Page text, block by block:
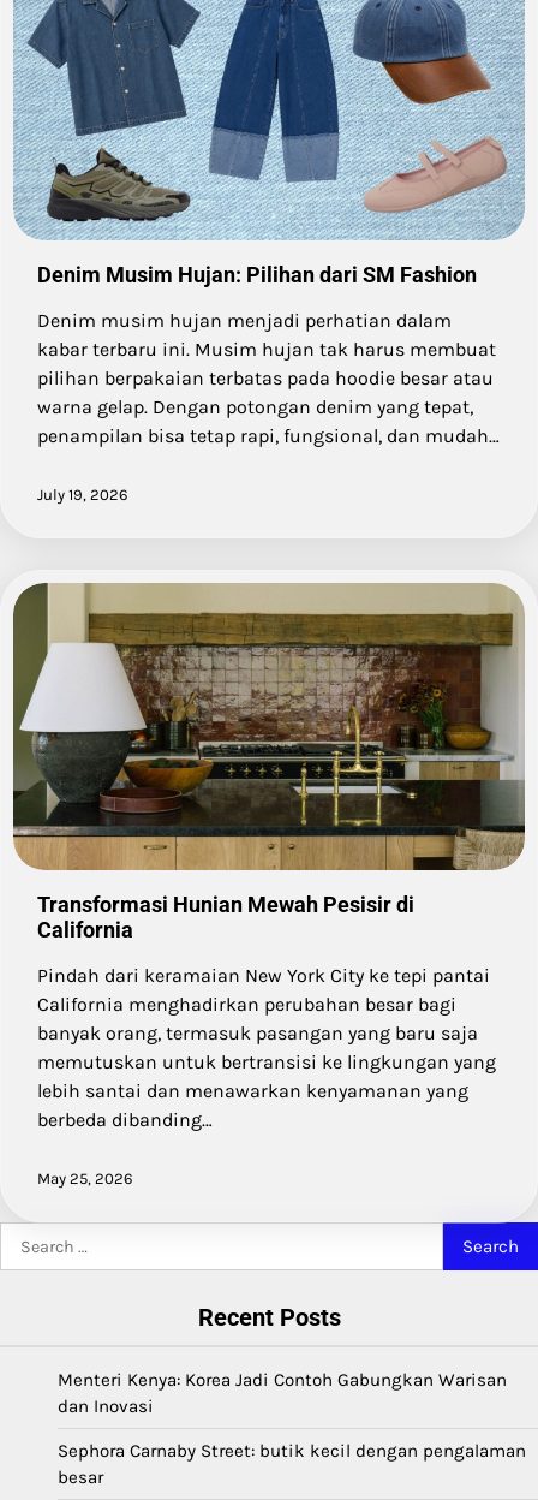
Denim Musim Hujan: Pilihan dari SM Fashion
Denim musim hujan menjadi perhatian dalam
kabar terbaru ini. Musim hujan tak harus membuat
pilihan berpakaian terbatas pada hoodie besar atau
warna gelap. Dengan potongan denim yang tepat,
penampilan bisa tetap rapi, fungsional, dan mudah…
July 19, 2026
Transformasi Hunian Mewah Pesisir di
California
Pindah dari keramaian New York City ke tepi pantai
California menghadirkan perubahan besar bagi
banyak orang, termasuk pasangan yang baru saja
memutuskan untuk bertransisi ke lingkungan yang
lebih santai dan menawarkan kenyamanan yang
berbeda dibanding…
May 25, 2026
for:
Recent Posts
Menteri Kenya: Korea Jadi Contoh Gabungkan Warisan
dan Inovasi
Sephora Carnaby Street: butik kecil dengan pengalaman
besar